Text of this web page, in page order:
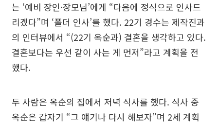
는 ‘예비 장인·장모님’에게 “다음에 정식으로 인사드
리겠다”며 ‘폴더 인사’를 했다. 22기 경수는 제작진과
의 인터뷰에서 “(22기 옥순과) 결혼을 생각하고 있다.
결혼보다는 우선 같이 사는 게 먼저”라고 계획을 전
했다.
두 사람은 옥순의 집에서 저녁 식사를 했다. 식사 중
옥순은 갑자기 “그 얘기나 다시 해보자”며 2세 계획